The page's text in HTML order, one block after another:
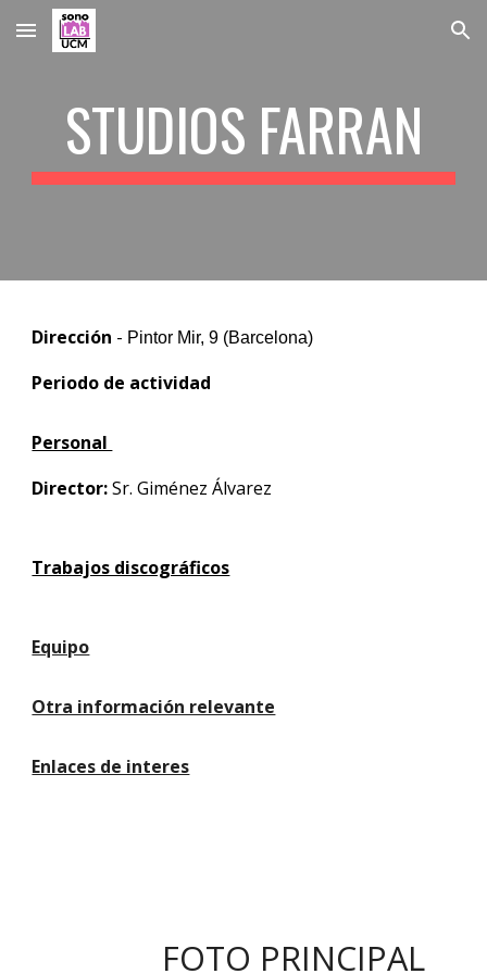
Skip to main content Skip to navigation
STUDIOS FARRAN
Dirección - Pintor Mir, 9 (Barcelona)
Periodo de actividad
Personal
Director:Sr. Giménez Álvarez
Trabajos discográficos
Equipo
Otra información relevante
Enlaces de interes
FOTO PRINCIPAL